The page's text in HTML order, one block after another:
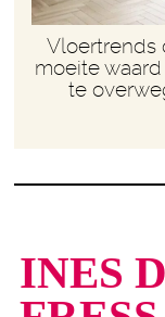
Vloertrends
moeite
te
INES